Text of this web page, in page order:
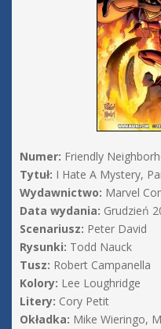
Numer: Friendly
Tytuł: I Hate A Mystery,
Wydawnictwo: Marvel
Data wydania: Grudzień
Scenariusz: Peter David
Rysunki: Todd Nauck
Tusz: Robert Campanella
Kolory: Lee Loughridge
Litery: Cory Petit
Okładka: Mike Wieringo,